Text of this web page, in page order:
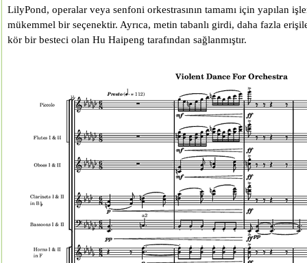
LilyPond, operalar veya senfoni orkestrasının tamamı için yapılan
mükemmel bir seçenektir. Ayrıca, metin tabanlı girdi, daha fazla
kör bir besteci olan Hu Haipeng tarafından sağlanmıştır.